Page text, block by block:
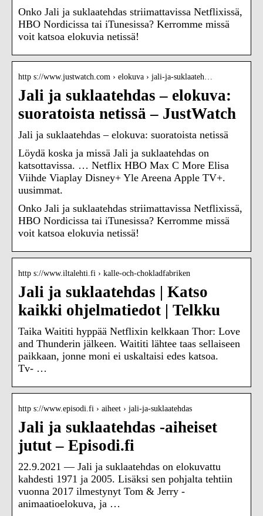
Onko Jali ja suklaatehdas striimattavissa Netflixissä,
HBO Nordicissa tai iTunesissa? Kerromme missä
voit katsoa elokuvia netissä!
http s://www.justwatch.com › elokuva › jali-ja-suklaateh…
Jali ja suklaatehdas – elokuva:
suoratoista netissä – JustWatch
Jali ja suklaatehdas – elokuva: suoratoista netissä
Löydä koska ja missä Jali ja suklaatehdas on
katsottavissa. … Netflix HBO Max C More Elisa
Viihde Viaplay Disney+ Yle Areena Apple TV+.
uusimmat.
Onko Jali ja suklaatehdas striimattavissa Netflixissä,
HBO Nordicissa tai iTunesissa? Kerromme missä
voit katsoa elokuvia netissä!
http s://www.iltalehti.fi › kalle-och-chokladfabriken
Jali ja suklaatehdas | Katso
kaikki ohjelmatiedot | Telkku
Taika Waititi hyppää Netflixin kelkkaan Thor: Love
and Thunderin jälkeen. Waititi lähtee taas sellaiseen
paikkaan, jonne moni ei uskaltaisi edes katsoa.
Tv- …
http s://www.episodi.fi › aiheet › jali-ja-suklaatehdas
Jali ja suklaatehdas -aiheiset
jutut – Episodi.fi
22.9.2021 — Jali ja suklaatehdas on elokuvattu
kahdesti 1971 ja 2005. Lisäksi sen pohjalta tehtiin
vuonna 2017 ilmestynyt Tom & Jerry -
animaatioelokuva, ja …